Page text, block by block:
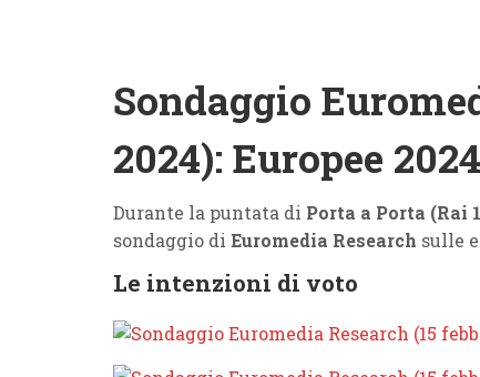
Sondaggio
2024): Europee 2024
Durante la puntata di Porta a Porta (Rai
sondaggio di Euromedia Research sulle
Le intenzioni di voto